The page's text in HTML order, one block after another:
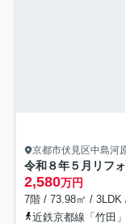
京都市伏見区中島河
2,580万円
7階 / 73.98㎡ / 3LDK
近鉄京都線「竹田」駅